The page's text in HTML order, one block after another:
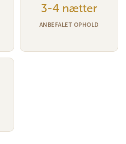
3-4 nætter
ANBEFALET OPHOLD